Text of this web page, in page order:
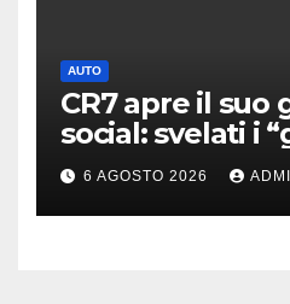
AUTO
CR7 apre il suo
social: svelati i
oltre 40 milioni
6 AGOSTO 2026